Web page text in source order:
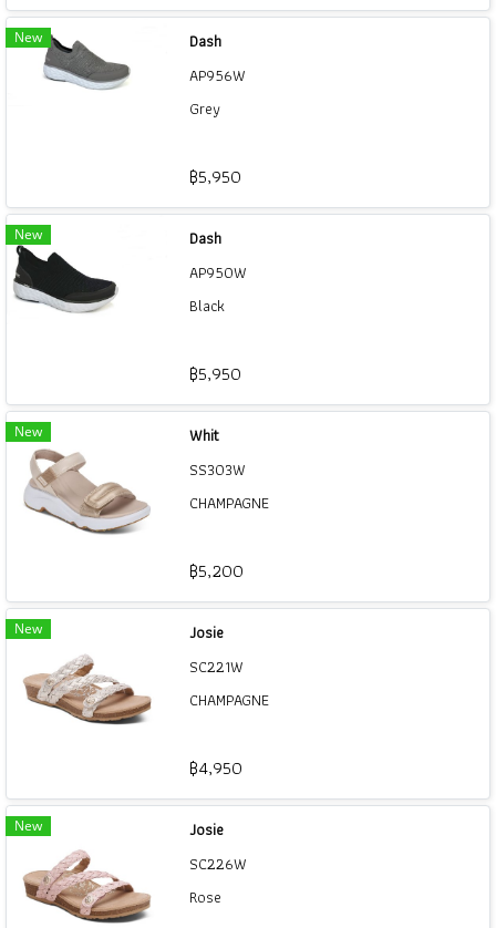
New
Dash
AP956W
Grey
฿5,950
New
Dash
AP950W
Black
฿5,950
New
Whit
SS303W
CHAMPAGNE
฿5,200
New
Josie
SC221W
CHAMPAGNE
฿4,950
New
Josie
SC226W
Rose